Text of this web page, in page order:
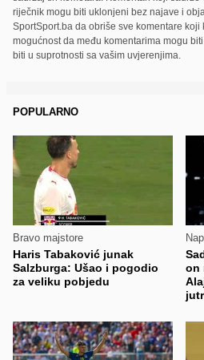
riječnik mogu biti uklonjeni bez najave i
SportSport.ba da obriše sve komentare
mogućnost da među komentarima mogu
biti u suprotnosti sa vašim uvjerenjima.
POPULARNO
Bravo majstore
Haris Tabaković junak
Salzburga: Ušao i pogodio
za veliku pobjedu
on